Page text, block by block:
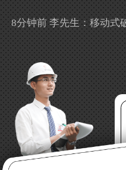
8分钟前 李先生：移动式
吗？
16分钟前 程先生：破碎
么售后服务？
22分钟前 郑女士：想了
31分钟前 吴先生：成套